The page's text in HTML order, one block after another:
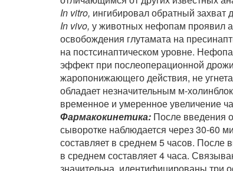
In vitro, ингибировал обратный
In vivo, у животных нефопам проявил
освобождения глутамата на
на постсинаптическом уровне.
эффект при послеоперационной
жаропонижающего действия, не
обладает незначительным м-
временное и умеренное увеличение
Фармакокинетика: После введения
сыворотке наблюдается через 30-60
составляет в среднем 5 часов. После
в среднем составляет 4 часа.